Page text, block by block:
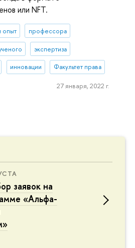
заявок на
«Альфа-
или NFT.
опыт профессора
экспертиза
инновации Факультет права
27 января, 2022 г.